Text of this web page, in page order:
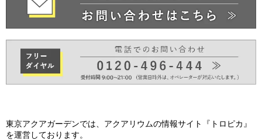
東京アクアガーデンでは、アクアリウムの情報サイト『トロピカ』
を運営しております。